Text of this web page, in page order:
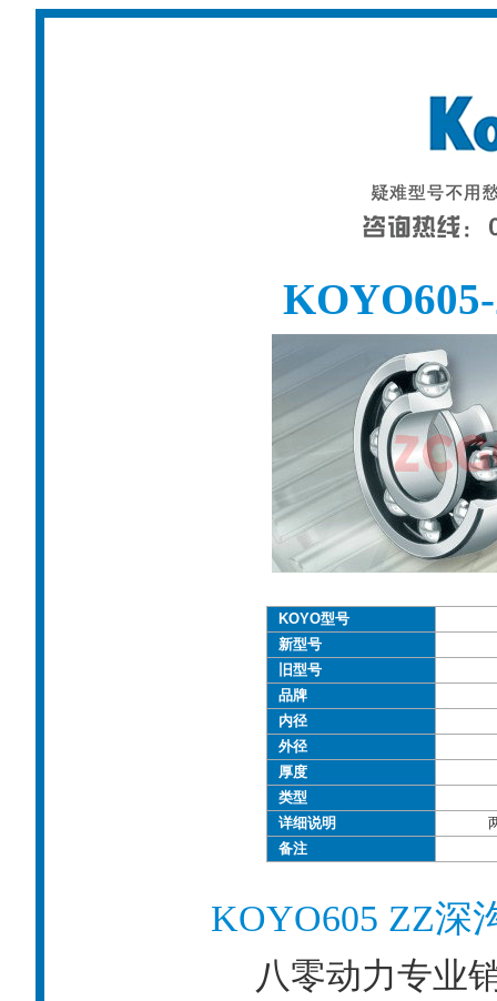
KOYO型号
新型号
旧型号
品牌
内径
外径
厚度
类型
详细说明
备注
KOYO605 ZZ深
八零动力专业